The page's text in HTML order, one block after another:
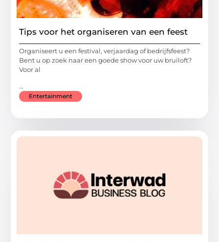
Tips voor het organiseren van een feest
Organiseert u een festival, verjaardag of bedrijfsfeest?
Bent u op zoek naar een goede show voor uw bruiloft?
Voor al
...
Entertainment